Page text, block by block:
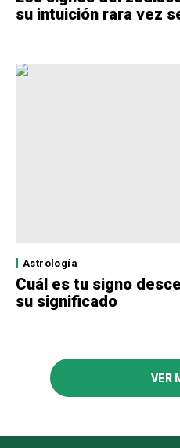
su intuición rara vez
Astrología
Cuál es tu signo
su significado
VER